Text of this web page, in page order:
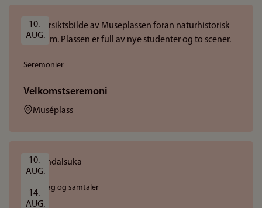
10.
AUG.
Seremonier
Velkomstseremoni
Sted:Muséplass
10.
AUG.
14.
AUG.
Foredrag og samtaler